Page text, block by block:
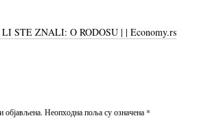
STE ZNALI: O RODOSU | | Economy.rs
објављена. Неопходна поља су означена *